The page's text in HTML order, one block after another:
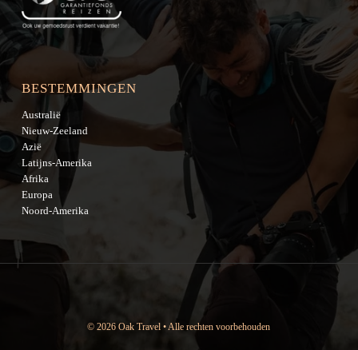
BESTEMMINGEN
Australië
Nieuw-Zeeland
Azië
Latijns-Amerika
Afrika
Europa
Noord-Amerika
© 2026 Oak Travel • Alle rechten voorbehouden